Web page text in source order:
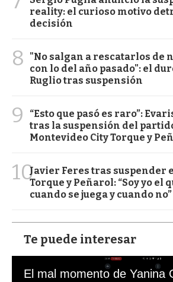
reality: el curioso motivo
decisión
8
"No salgan a rescatarlos de
con lo del año pasado": el
Ruglio tras suspensión
9
“Esto que pasó es raro”:
tras la suspensión del
Montevideo City Torque y
10Javier Feres tras suspender
Torque y Peñarol: “Soy yo el
cuando se juega y cuando no”
Te puede interesar